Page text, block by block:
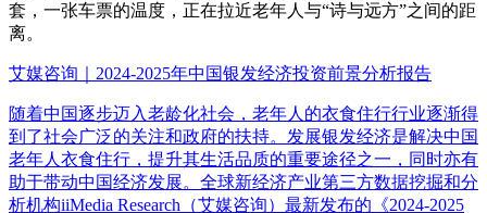
套，一张车票的温度，正在拉近老年人与“诗与远方”之间的距
离。
艾媒咨询｜2024-2025年中国银发经济投资前景分析报告
随着中国逐步迈入老龄化社会，老年人的衣食住行行业逐渐得
到了社会广泛的关注和政府的扶持。发展银发经济是解决中国
老年人衣食住行，提升其生活品质的重要途径之一，同时亦有
助于带动中国经济发展。全球新经济产业第三方数据挖掘和分
析机构iiMedia Research（艾媒咨询）最新发布的《2024-2025